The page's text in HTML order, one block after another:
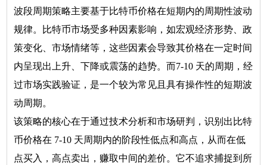
波段周期策略主要基于比特币价格在短期内的周期性波动
规律。比特币市场受多种因素影响，如宏观经济形势、政
策变化、市场情绪等，这些因素会导致其价格在一定时间
内呈现出上升、下降或震荡的趋势。而7-10 天的周期，经
过市场实践验证，是一个较为常见且具有操作性的短期波
动周期。
该策略的核心在于通过技术分析和市场研判，识别出比特
币价格在 7-10 天周期内的阶段性低点和高点，从而在低
点买入，高点卖出，赚取中间的差价。它不追求捕捉到所